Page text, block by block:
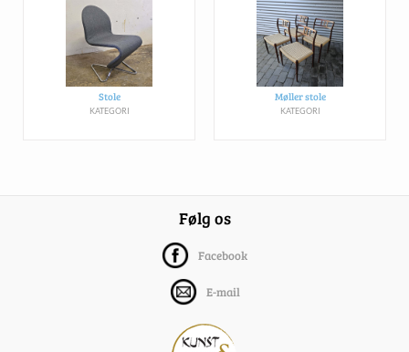
Stole
KATEGORI
Møller stole
KATEGORI
Følg os
Facebook
E-mail